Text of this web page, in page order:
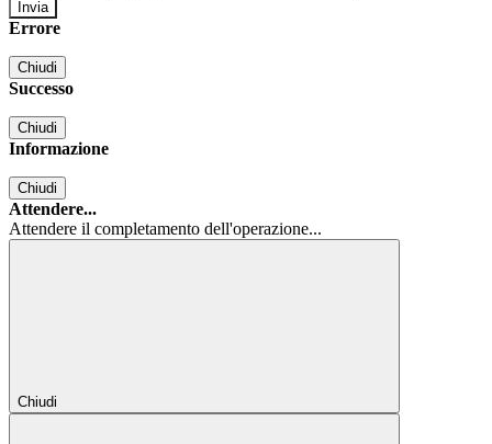
Errore
Chiudi
Successo
Chiudi
Informazione
Chiudi
Attendere...
Attendere il completamento dell'operazione...
Chiudi